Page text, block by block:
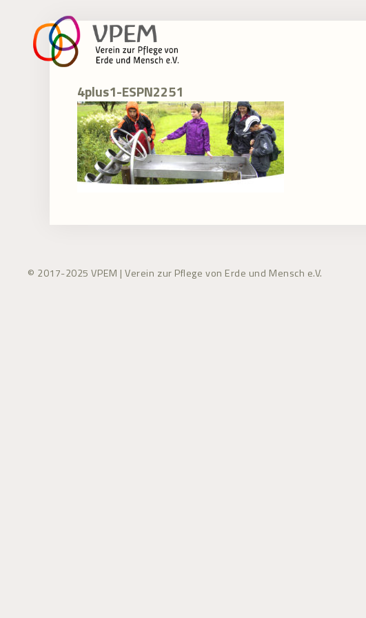
springen
4plus1-ESPN2251
© 2017-2025 VPEM | Verein zur Pflege von Erde und Mensch e.V.